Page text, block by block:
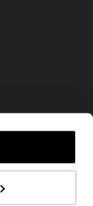
av Kréatif